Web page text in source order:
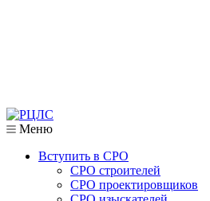
Меню
Вступить в СРО
СРО строителей
СРО проектировщиков